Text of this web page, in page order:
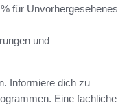
für Unvorhergesehenes
und
Informiere dich zu
Eine fachliche